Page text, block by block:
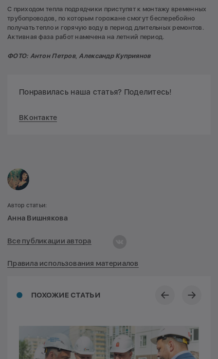
С приходом тепла подрядчики приступят к монтажу временных
трубопроводов, по которым горожане смогут бесперебойно
получать тепло и горячую воду в период длительных ремонтов.
Активная фаза работ намечена на летний период.
ФОТО: Антон Петров, Александр Куприянов
Понравилась наша статья? Поделитесь!
ВКонтакте
ПОХОЖИЕ СТАТЬИ
Автор статьи:
Анна Вишнякова
Все публикации автора
Правила использования материалов